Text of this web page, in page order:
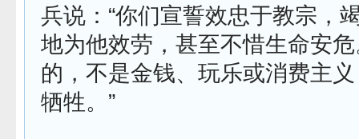
兵说：“你们宣誓效忠于教宗，
地为他效劳，甚至不惜生命安
的，不是金钱、玩乐或消费主
牺牲。”